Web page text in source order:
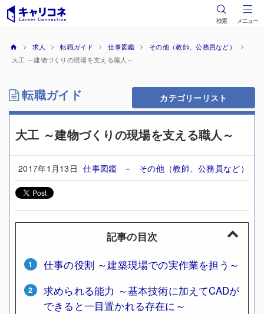
検索 メニュー
求人 転職ガイド 仕事図鑑
その他（教師、公務員など）
大工 ～建物づくりの現場を支える職人～
転職ガイド カテゴリーリスト
大工 ～建物づくりの現場を支える職人～
2017年1月13日 仕事図鑑 － その他（教師、公務員など）
記事の目次
仕事の役割 ～建築現場での実作業を担う～
求められる能力 ～基本技術に加えてCADが
できると一目置かれる存在に～